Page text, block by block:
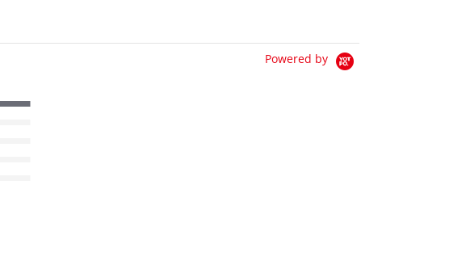
Powered by